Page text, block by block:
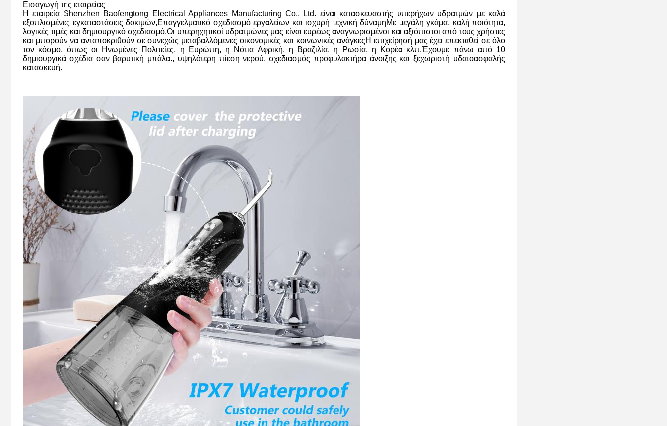
Εισαγωγή της εταιρείας
Η εταιρεία Shenzhen Baofengtong Electrical Appliances Manufacturing Co., Ltd. είναι κατασκευαστής υπερήχων υδρατμών με καλά
εξοπλισμένες εγκαταστάσεις δοκιμών,Επαγγελματικό σχεδιασμό εργαλείων και ισχυρή τεχνική δύναμηΜε μεγάλη γκάμα, καλή ποιότητα,
λογικές τιμές και δημιουργικό σχεδιασμό,Οι υπερηχητικοί υδρατμώνες μας είναι ευρέως αναγνωρισμένοι και αξιόπιστοι από τους χρήστες
και μπορούν να ανταποκριθούν σε συνεχώς μεταβαλλόμενες οικονομικές και κοινωνικές ανάγκεςΗ επιχείρησή μας έχει επεκταθεί σε όλο
τον κόσμο, όπως οι Ηνωμένες Πολιτείες, η Ευρώπη, η Νότια Αφρική, η Βραζιλία, η Ρωσία, η Κορέα κλπ.Έχουμε πάνω από 10
δημιουργικά σχέδια σαν βαρυτική μπάλα., υψηλότερη πίεση νερού, σχεδιασμός προφυλακτήρα άνοιξης και ξεχωριστή υδατοασφαλής
κατασκευή.